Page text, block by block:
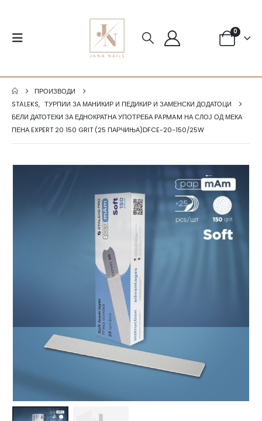
0
ПРОИЗВОДИ
STALEKS, ТУРПИИ ЗА МАНИКИР И ПЕДИКИР И ЗАМЕНСКИ ДОДАТОЦИ
БЕЛИ ДАТОТЕКИ ЗА ЕДНОКРАТНА УПОТРЕБА PAPMAM НА СЛОЈ ОД МЕКА
ПЕНА EXPERT 20 150 GRIT (25 ПАРЧИЊА)DFCE-20-150/25W